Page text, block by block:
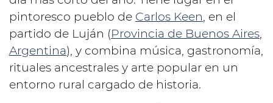
pintoresco pueblo de Carlos Keen, en el
partido de Luján (Provincia de Buenos Aires,
Argentina), y combina música, gastronomía,
rituales ancestrales y arte popular en un
entorno rural cargado de historia.